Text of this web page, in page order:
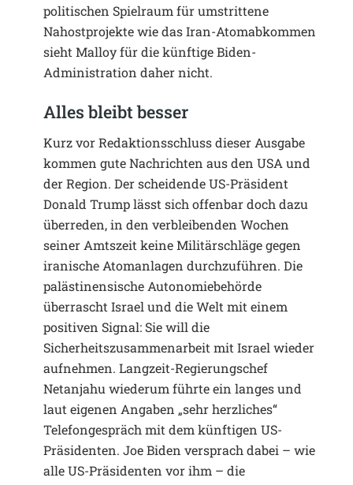
politischen Spielraum für umstrittene
Nahostprojekte wie das Iran-Atomabkommen
sieht Malloy für die künftige Biden-
Administration daher nicht.
Alles bleibt besser
Kurz vor Redaktionsschluss dieser Ausgabe
kommen gute Nachrichten aus den USA und
der Region. Der scheidende US-Präsident
Donald Trump lässt sich offenbar doch dazu
überreden, in den verbleibenden Wochen
seiner Amtszeit keine Militärschläge gegen
iranische Atomanlagen durchzuführen. Die
palästinensische Autonomiebehörde
überrascht Israel und die Welt mit einem
positiven Signal: Sie will die
Sicherheitszusammenarbeit mit Israel wieder
aufnehmen. Langzeit-Regierungschef
Netanjahu wiederum führte ein langes und
laut eigenen Angaben „sehr herzliches“
Telefongespräch mit dem künftigen US-
Präsidenten. Joe Biden versprach dabei – wie
alle US-Präsidenten vor ihm – die